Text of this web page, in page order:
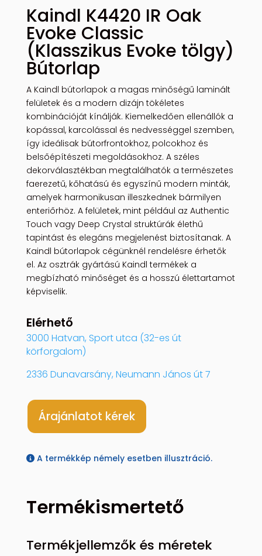
Kaindl K4420 IR Oak
Evoke Classic
(Klasszikus Evoke tölgy)
Bútorlap
A Kaindl bútorlapok a magas minőségű laminált
felületek és a modern dizájn tökéletes
kombinációját kínálják. Kiemelkedően ellenállók a
kopással, karcolással és nedvességgel szemben,
így ideálisak bútorfrontokhoz, polcokhoz és
belsőépítészeti megoldásokhoz. A széles
dekorválasztékban megtalálhatók a természetes
faerezetű, kőhatású és egyszínű modern minták,
amelyek harmonikusan illeszkednek bármilyen
enteriőrhöz. A felületek, mint például az Authentic
Touch vagy Deep Crystal struktúrák élethű
tapintást és elegáns megjelenést biztosítanak. A
Kaindl bútorlapok cégünknél rendelésre érhetők
el. Az osztrák gyártású Kaindl termékek a
megbízható minőséget és a hosszú élettartamot
képviselik.
Elérhető
3000 Hatvan, Sport utca (32-es út
körforgalom)
2336 Dunavarsány, Neumann János út 7
Árajánlatot kérek
A termékkép némely esetben illusztráció.
Termékismertető
Termékjellemzők és méretek